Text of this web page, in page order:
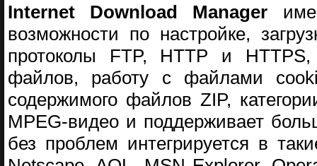
Internet Download Manager
возможности по настройке,
протоколы FTP, HTTP и
файлов, работу с файлами
содержимого файлов ZIP,
MPEG-видео и поддерживает
без проблем интегрируется в